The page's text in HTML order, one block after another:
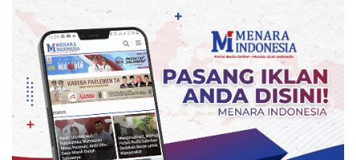
Ekonomi
Pendidikan
Kesehatan
Lingkungan